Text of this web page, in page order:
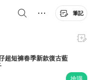
筆記
超短褲春季新款復古藍